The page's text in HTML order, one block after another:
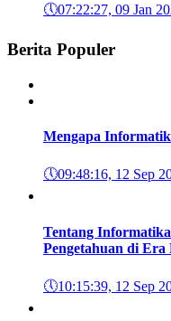
🕔07:22:27, 09 Jan
Berita Populer
Mengapa
🕔09:48:16, 12 Sep
Tentang
Pengetahuan di Era
🕔10:15:39, 12 Sep